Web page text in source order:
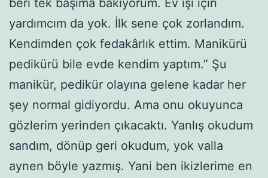
yardımcım da yok. İlk sene çok zorlandım.
Kendimden çok fedakârlık ettim. Manikürü
pedikürü bile evde kendim yaptım.” Şu
manikür, pedikür olayına gelene kadar her
şey normal gidiyordu. Ama onu okuyunca
gözlerim yerinden çıkacaktı. Yanlış okudum
sandım, dönüp geri okudum, yok valla
aynen böyle yazmış. Yani ben ikizlerime en